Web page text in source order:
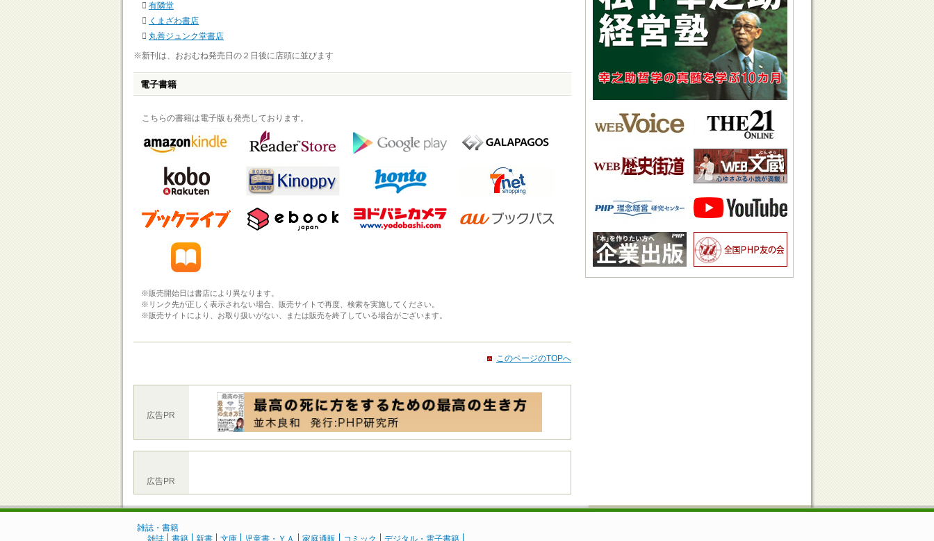
有隣堂
くまざわ書店
丸善ジュンク堂書店
※新刊は、おおむね発売日の２日後に店頭に並びます
電子書籍
こちらの書籍は電子版も発売しております。
※販売開始日は書店により異なります。
※リンク先が正しく表示されない場合、販売サイトで再度、検索を実施してください。
※販売サイトにより、お取り扱いがない、または販売を終了している場合がございます。
このページのTOPへ
広告PR
広告PR
雑誌・書籍